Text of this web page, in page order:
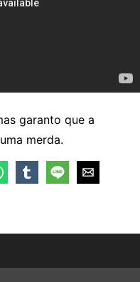
garanto que a
merda.